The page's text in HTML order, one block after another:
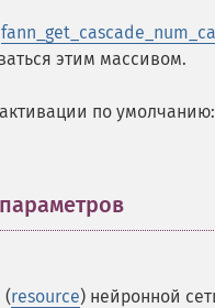
этим массивом.
по умолчанию:
(resource) нейронной